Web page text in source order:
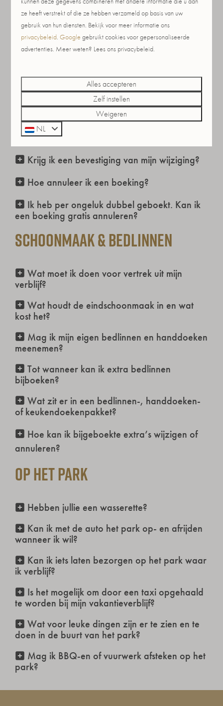
Kan ik mijn gekozen vakantieverblijf nog
wijzigen na het boeken?
wijzigen na het boeken?
Krijg ik het prijsverschil terug als ik mijn
boeking wijzig?
Hoe kan ik bijgeboekte extra’s wijzigen of
annuleren?
Krijg ik een bevestiging van mijn wijziging?
Hoe annuleer ik een boeking?
Ik heb per ongeluk dubbel geboekt. Kan ik
een boeking gratis annuleren?
Schoonmaak & bedlinnen
Wat moet ik doen voor vertrek uit mijn
verblijf?
Wat houdt de eindschoonmaak in en wat
kost het?
Mag ik mijn eigen bedlinnen en handdoeken
meenemen?
Tot wanneer kan ik extra bedlinnen
bijboeken?
Wat zit er in een bedlinnen-, handdoeken-
of keukendoekenpakket?
Hoe kan ik bijgeboekte extra’s wijzigen of
annuleren?
Op het park
Hebben jullie een wasserette?
Kan ik met de auto het park op- en afrijden
wanneer ik wil?
Kan ik iets laten bezorgen op het park waar
ik verblijf?
Is het mogelijk om door een taxi opgehaald
te worden bij mijn vakantieverblijf?
Wat voor leuke dingen zijn er te zien en te
doen in de buurt van het park?
Mag ik BBQ-en of vuurwerk afsteken op het
park?
ze heeft verstrekt of die ze hebben verzameld op basis van uw
gebruik van hun diensten. Bekijk voor meer informatie ons
privacybeleid.Google gebruikt cookies voor gepersonaliseerde
advertenties. Meer weten? Lees ons privacybeleid.
Alles accepteren
Zelf instellen
Weigeren
NL